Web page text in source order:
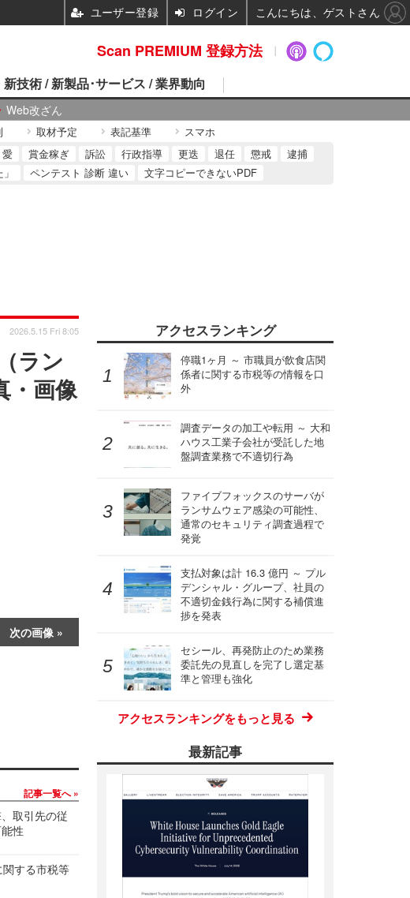
Web改ざん
新技術 / 新製品･サービス / 業界動向
取材予定 表記基準 スマホ
愛 賞金稼ぎ 訴訟 行政指導 更迭 退任 懲戒
逮捕
ペンテスト 診断 違い 文字コピーできないPDF
ラン
・画像
2026.5.15 Fri 8:05
次の画像
記事一覧へ
取引先の従
性
する市税等
アクセスランキング
停職1ヶ月 ～ 市職員が飲食店関
係者に関する市税等の情報を口
外
調査データの加工や転用 ～ 大和
ハウス工業子会社が受託した地
盤調査業務で不適切行為
ファイブフォックスのサーバが
ランサムウェア感染の可能性、
通常のセキュリティ調査過程で
発覚
支払対象は計 16.3 億円 ～ プル
デンシャル・グループ、社員の
不適切金銭行為に関する補償進
捗を発表
セシール、再発防止のため業務
委託先の見直しを完了し選定基
準と管理も強化
アクセスランキングをもっと見る
最新記事
Scan PREMIUM 登録方法
ユーザー登録 ログイン こんにちは、ゲストさん